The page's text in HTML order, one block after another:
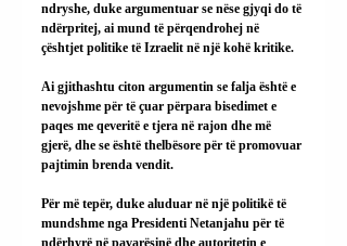
ndryshe, duke argumentuar se nëse gjyqi do të
ndërpritej, ai mund të përqendrohej në
çështjet politike të Izraelit në një kohë kritike.
Ai gjithashtu citon argumentin se falja është e
nevojshme për të çuar përpara bisedimet e
paqes me qeveritë e tjera në rajon dhe më
gjerë, dhe se është thelbësore për të promovuar
pajtimin brenda vendit.
Për më tepër, duke aluduar në një politikë të
mundshme nga Presidenti Netanjahu për të